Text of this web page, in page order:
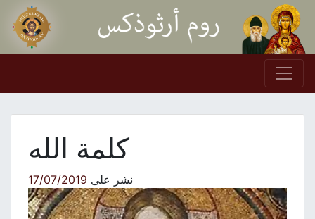
Skip to content
Main Navigation
كلمة الله
نشر على17/07/2019